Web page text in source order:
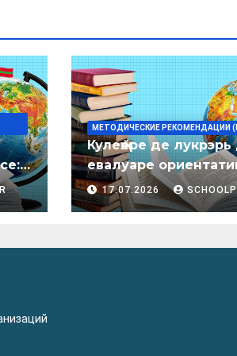
МЕТОДИЧЕСКИЕ РЕКОМЕНДАЦИИ
Кулеӂере де лукрэрь
евалуаре
лимба
пентру елевий
организациилор де
17.07.2026